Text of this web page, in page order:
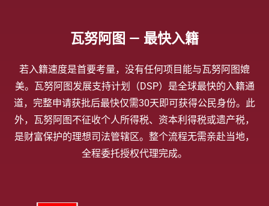
瓦努阿图 — 最快入籍
若入籍速度是首要考量，没有任何项目能与瓦努阿图媲
美。瓦努阿图发展支持计划（DSP）是全球最快的入籍通
道，完整申请获批后最快仅需30天即可获得公民身份。此
外，瓦努阿图不征收个人所得税、资本利得税或遗产税，
是财富保护的理想司法管辖区。整个流程无需亲赴当地，
全程委托授权代理完成。